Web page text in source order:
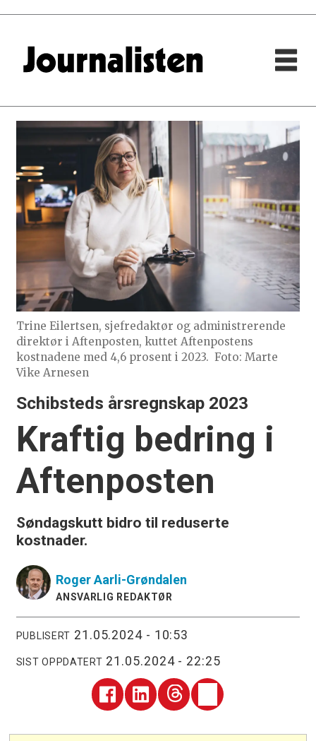
Trine Eilertsen, sjefredaktør og administrerende
direktør i Aftenposten, kuttet Aftenpostens
kostnadene med 4,6 prosent i 2023. Foto: Marte
Vike Arnesen
Schibsteds årsregnskap 2023
Kraftig bedring i
Aftenposten
Søndagskutt bidro til reduserte
kostnader.
RogerAarli-Grøndalen
ANSVARLIG REDAKTØR
PUBLISERT 21.05.2024 - 10:53
SIST OPPDATERT 21.05.2024 - 22:25